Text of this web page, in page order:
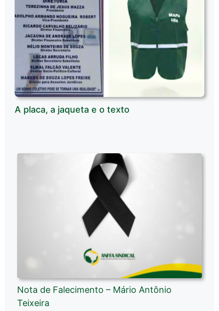
A placa, a jaqueta e o texto
Nota de Falecimento – Mário Antônio
Teixeira